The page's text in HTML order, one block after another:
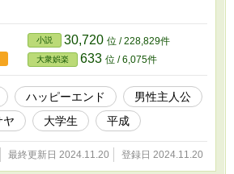
小説 30,720 位 / 228,829件
大衆娯楽 633 位 / 6,075件
ハッピーエンド
男性主人公
ヤ 大学生 平成
最終更新日 2024.11.20 登録日 2024.11.20